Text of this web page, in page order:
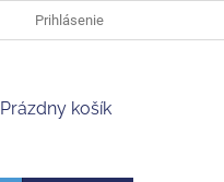
AKO REKLAMOVAŤ/VRÁTIŤ
Prihlásenie
NÁKUPNÝ
Prázdny košík